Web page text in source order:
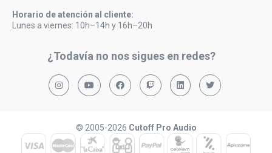
Horario de atención al cliente:
Lunes a viernes: 10h–14h y 16h–20h
¿Todavía no nos sigues en redes?
© 2005-2026 Cutoff Pro Audio